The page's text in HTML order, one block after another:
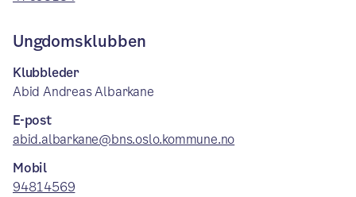
Ungdomsklubben
Klubbleder
Abid Andreas Albarkane
E-post
abid.albarkane@bns.oslo.kommune.no
Mobil
94814569